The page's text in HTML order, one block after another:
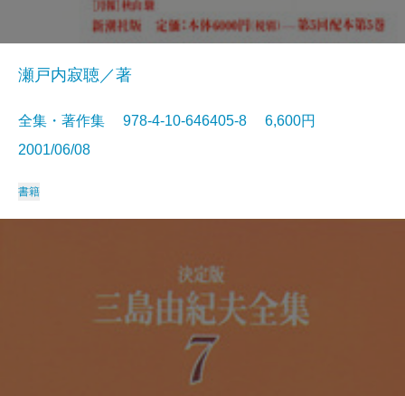
瀬戸内寂聴／著
全集・著作集 978-4-10-646405-8 6,600円
2001/06/08
書籍